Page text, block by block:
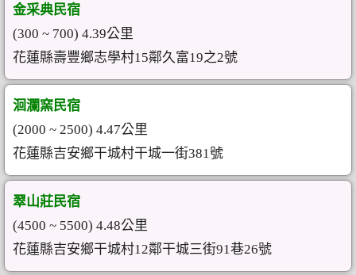
金采典民宿
(300 ~ 700) 4.39公里
花蓮縣壽豐鄉志學村15鄰久富19之2號
洄瀾窯民宿
(2000 ~ 2500) 4.47公里
花蓮縣吉安鄉干城村干城一街381號
翠山莊民宿
(4500 ~ 5500) 4.48公里
花蓮縣吉安鄉干城村12鄰干城三街91巷26號